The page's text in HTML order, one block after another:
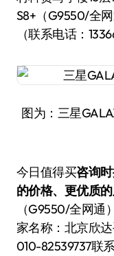
S8+（G9550/全
（联系电话：
图为：三星
今日值得买咨询
的价格、更优质
（G9550/全网
家名称：北京欣达
010-82539737联